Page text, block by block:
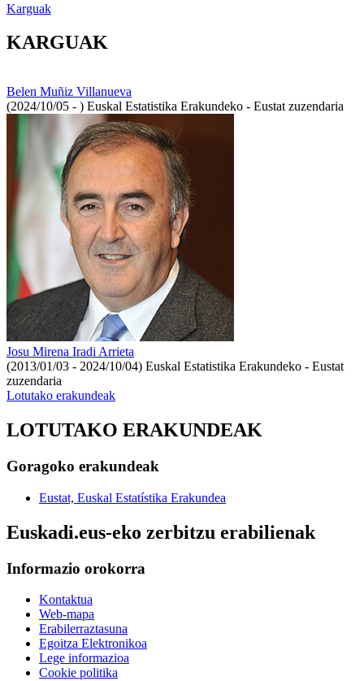
Karguak
KARGUAK
Belen Muñiz Villanueva
(2024/10/05 - ) Euskal Estatistika Erakundeko - Eustat zuzendaria
Josu Mirena Iradi Arrieta
(2013/01/03 - 2024/10/04) Euskal Estatistika Erakundeko - Eustat
zuzendaria
Lotutako erakundeak
LOTUTAKO ERAKUNDEAK
Goragoko erakundeak
Eustat, Euskal Estatístika Erakundea
Euskadi.eus-eko zerbitzu erabilienak
Informazio orokorra
Kontaktua
Web-mapa
Erabilerraztasuna
Egoitza Elektronikoa
Lege informazioa
Cookie politika